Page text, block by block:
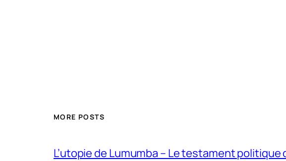
MORE POSTS
L’utopie de Lumumba – Le testament